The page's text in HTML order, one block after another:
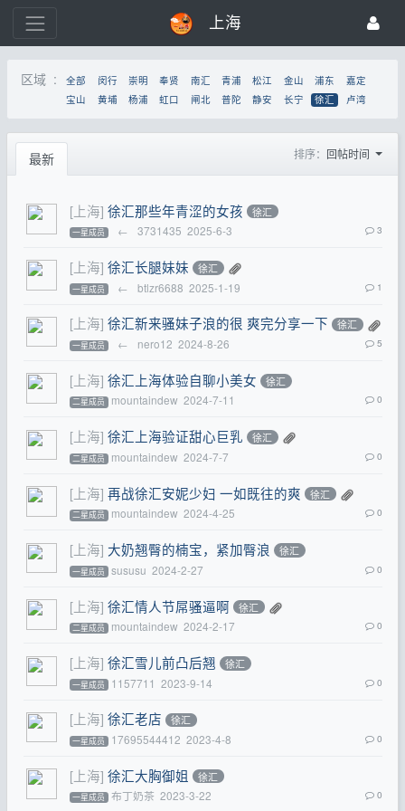
上海
区域 : 全部 闵行 崇明 奉贤 南汇 青浦 松江 金山 浦东
嘉定
宝山
黄埔 杨浦 虹口 闸北 普陀 静安 长宁 徐汇 卢湾
最新 排序： 回帖时间
[上海] 徐汇那些年青涩的女孩 徐汇
一星成员 ← 3731435 2025-6-3 3
[上海] 徐汇长腿妹妹 徐汇
一星成员 ← btlzr6688 2025-1-19 1
[上海] 徐汇新来骚妹子浪的很 爽完分享一下 徐汇
一星成员 ← nero12 2024-8-26 5
[上海] 徐汇上海体验自聊小美女 徐汇
二星成员 mountaindew 2024-7-11 0
[上海] 徐汇上海验证甜心巨乳 徐汇
二星成员 mountaindew 2024-7-7 0
[上海] 再战徐汇安妮少妇 一如既往的爽 徐汇
二星成员 mountaindew 2024-4-25 0
[上海] 大奶翘臀的楠宝，紧加臀浪 徐汇
一星成员 sususu 2024-2-27 0
[上海] 徐汇情人节屌骚逼啊 徐汇
二星成员 mountaindew 2024-2-17 0
[上海] 徐汇雪儿前凸后翘 徐汇
一星成员 1157711 2023-9-14 0
[上海] 徐汇老店 徐汇
一星成员 17695544412 2023-4-8 0
[上海] 徐汇大胸御姐 徐汇
一星成员 布丁奶茶 2023-3-22 0